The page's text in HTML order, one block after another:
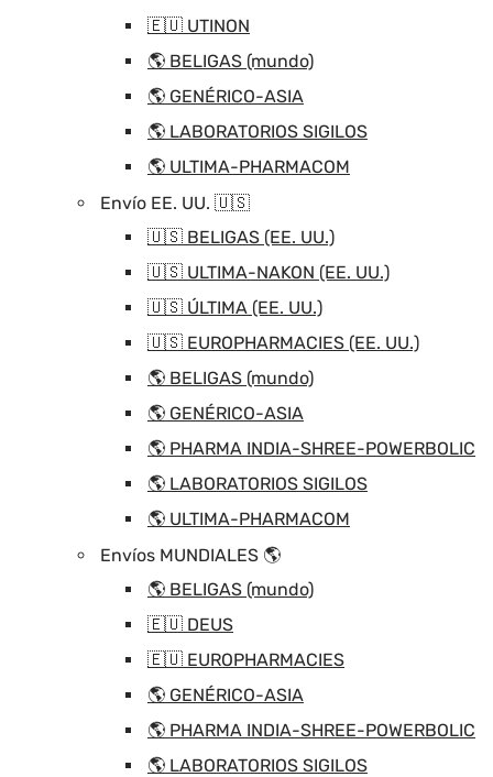
🇪🇺 UTINON
🌎 BELIGAS (mundo)
🌎 GENÉRICO-ASIA
🌎 LABORATORIOS SIGILOS
🌎 ULTIMA-PHARMACOM
Envío EE. UU. 🇺🇸
🇺🇸 BELIGAS (EE. UU.)
🇺🇸 ULTIMA-NAKON (EE. UU.)
🇺🇸 ÚLTIMA (EE. UU.)
🇺🇸 EUROPHARMACIES (EE. UU.)
🌎 BELIGAS (mundo)
🌎 GENÉRICO-ASIA
🌎 PHARMA INDIA-SHREE-POWERBOLIC
🌎 LABORATORIOS SIGILOS
🌎 ULTIMA-PHARMACOM
Envíos MUNDIALES 🌎
🌎 BELIGAS (mundo)
🇪🇺 DEUS
🇪🇺 EUROPHARMACIES
🌎 GENÉRICO-ASIA
🌎 PHARMA INDIA-SHREE-POWERBOLIC
🌎 LABORATORIOS SIGILOS